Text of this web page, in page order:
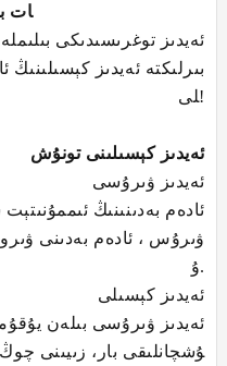
ات
ئەيدىز توغرىسىدىكى
بىرلىكتە ئەيدىز كېسىلىنىڭ
لى!
ئەيدىز كېسىلىنى تونۇش
ئەيدىز ۋىرۇسى
ئادەم بەدىنىنىڭ
ۋىرۇس ، ئادەم بەدىنى
ۇ.
ئەيدىز كېسىلى
ئەيدىز ۋىرۇسى بىلەن
ۇشچانلىقى بار، زىيىنى